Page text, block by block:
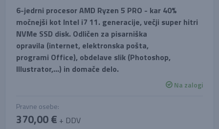
6-jedrni procesor AMD Ryzen 5 PRO - kar 40%
močnejši kot Intel i7 11. generacije, večji super hitri
NVMe SSD disk. Odličen za pisarniška
opravila (internet, elektronska pošta,
programi Office), obdelave slik (Photoshop,
Illustrator,...) in domače delo.
Na zalogi
Pravne osebe:
370,00 € + DDV